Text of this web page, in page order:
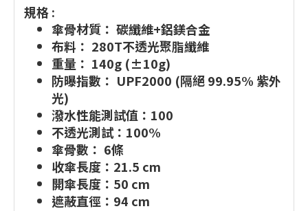
規格 :
傘骨材質： 碳纖維+鋁鎂合金
布料： 280T不透光聚脂纖維
重量： 140g (±10g)
防曝指數： UPF2000 (隔絕 99.95% 紫外
光)
潑水性能測試值：100
不透光測試：100%
傘骨數： 6條
收傘長度：21.5 cm
開傘長度：50 cm
遮蔽直徑：94 cm